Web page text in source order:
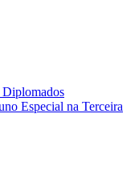
Diplomados
Especial na Terceira